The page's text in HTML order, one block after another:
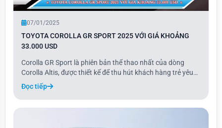
07/01/2025
TOYOTA COROLLA GR SPORT 2025 VỚI GIÁ KHOẢNG
33.000 USD
Corolla GR Sport là phiên bản thể thao nhất của dòng
Corolla Altis, được thiết kế để thu hút khách hàng trẻ yêu
thích cảm giác lái. Với những tinh chỉnh nhẹ về thiết kế, cải
tiến hệ thống treo và hiệu chỉnh ECU, Corolla GR Sport
không chỉ mang vẻ ngoài th
Đọc tiếp